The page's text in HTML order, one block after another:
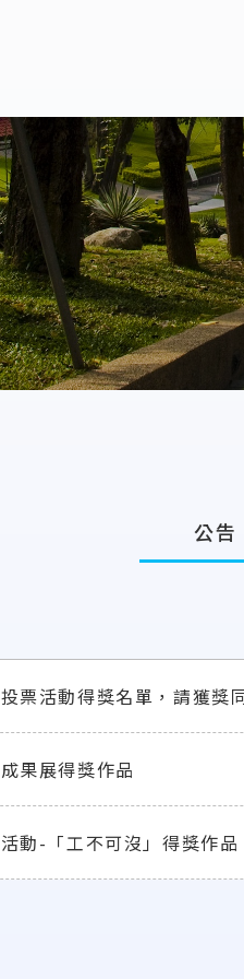
公告
票活動得獎名單，請獲
果展得獎作品
動-「工不可沒」得獎作品